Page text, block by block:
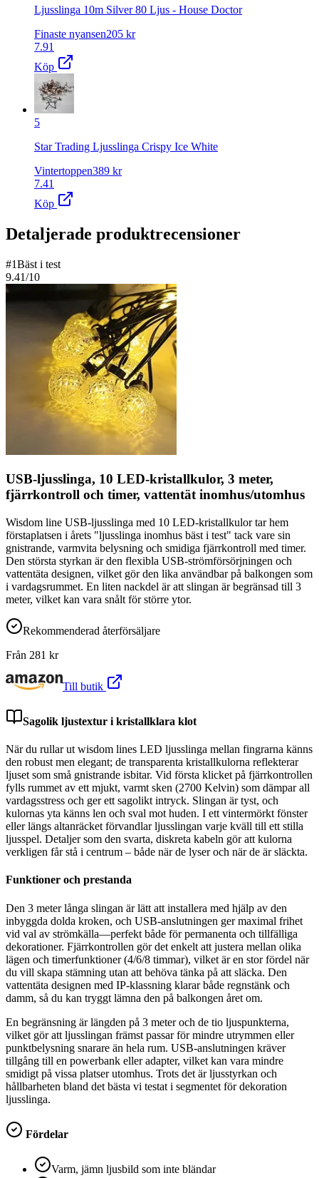
Ljusslinga 10m Silver 80 Ljus - House Doctor
Finaste nyansen205 kr
7.91
Köp
5
Star Trading Ljusslinga Crispy Ice White
Vintertoppen389 kr
7.41
Köp
Detaljerade produktrecensioner
#1Bäst i test
9.41/10
USB-ljusslinga, 10 LED-kristallkulor, 3 meter,
fjärrkontroll och timer, vattentät inomhus/utomhus
Wisdom line USB-ljusslinga med 10 LED-kristallkulor tar hem
förstaplatsen i årets "ljusslinga inomhus bäst i test" tack vare sin
gnistrande, varmvita belysning och smidiga fjärrkontroll med timer.
Den största styrkan är den flexibla USB-strömförsörjningen och
vattentäta designen, vilket gör den lika användbar på balkongen som
i vardagsrummet. En liten nackdel är att slingan är begränsad till 3
meter, vilket kan vara snålt för större ytor.
Rekommenderad återförsäljare
Från 281 kr
Till butik
Sagolik ljustextur i kristallklara klot
När du rullar ut wisdom lines LED ljusslinga mellan fingrarna känns
den robust men elegant; de transparenta kristallkulorna reflekterar
ljuset som små gnistrande isbitar. Vid första klicket på fjärrkontrollen
fylls rummet av ett mjukt, varmt sken (2700 Kelvin) som dämpar all
vardagsstress och ger ett sagolikt intryck. Slingan är tyst, och
kulornas yta känns len och sval mot huden. I ett vintermörkt fönster
eller längs altanräcket förvandlar ljusslingan varje kväll till ett stilla
ljusspel. Detaljer som den svarta, diskreta kabeln gör att kulorna
verkligen får stå i centrum – både när de lyser och när de är släckta.
Funktioner och prestanda
Den 3 meter långa slingan är lätt att installera med hjälp av den
inbyggda dolda kroken, och USB-anslutningen ger maximal frihet
vid val av strömkälla—perfekt både för permanenta och tillfälliga
dekorationer. Fjärrkontrollen gör det enkelt att justera mellan olika
lägen och timerfunktioner (4/6/8 timmar), vilket är en stor fördel när
du vill skapa stämning utan att behöva tänka på att släcka. Den
vattentäta designen med IP-klassning klarar både regnstänk och
damm, så du kan tryggt lämna den på balkongen året om.
En begränsning är längden på 3 meter och de tio ljuspunkterna,
vilket gör att ljusslingan främst passar för mindre utrymmen eller
punktbelysning snarare än hela rum. USB-anslutningen kräver
tillgång till en powerbank eller adapter, vilket kan vara mindre
smidigt på vissa platser utomhus. Trots det är ljusstyrkan och
hållbarheten bland det bästa vi testat i segmentet för dekoration
ljusslinga.
Fördelar
Varm, jämn ljusbild som inte bländar